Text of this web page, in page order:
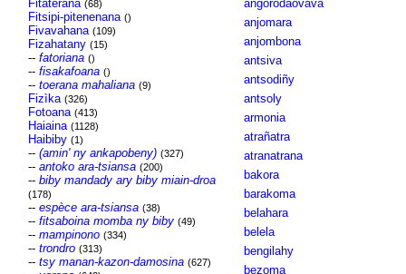
Fitaterana (68)
Fitsipi-pitenenana ()
Fivavahana (109)
Fizahatany (15)
-- fatoriana ()
-- fisakafoana ()
-- toerana mahaliana (9)
Fizìka (326)
Fotoana (413)
Haiaina (1128)
Haibiby (1)
-- (amin' ny ankapobeny) (327)
-- antoko ara-tsiansa (200)
-- biby mandady ary biby miain-droa
(178)
-- espèce ara-tsiansa (38)
-- fitsaboina momba ny biby (49)
-- mampinono (334)
-- trondro (313)
-- tsy manan-kazon-damosina (627)
angorodaovava
anjomara
anjombona
antsiva
antsodiñy
antsoly
armonia
atrañatra
atranatrana
bakora
barakoma
belahara
belela
bengilahy
bezoma